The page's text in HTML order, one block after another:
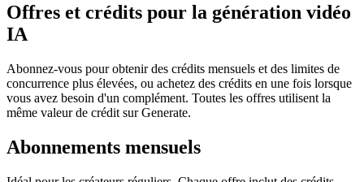
Offres et crédits pour la génération vidéo
IA
Abonnez-vous pour obtenir des crédits mensuels et des limites de
concurrence plus élevées, ou achetez des crédits en une fois lorsque
vous avez besoin d'un complément. Toutes les offres utilisent la
même valeur de crédit sur Generate.
Abonnements mensuels